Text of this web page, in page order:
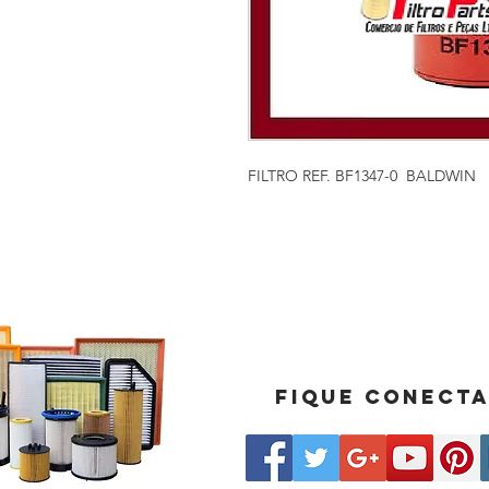
FILTRO REF. BF1347-0 BALDWIN
Fique